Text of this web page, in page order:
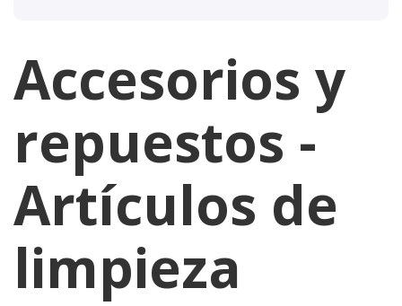
Accesorios y
repuestos -
Artículos de
limpieza